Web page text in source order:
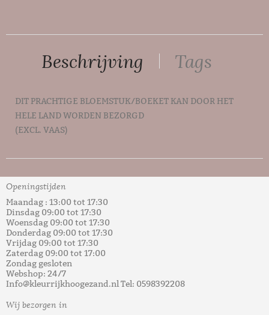
Beschrijving Tags
DIT PRACHTIGE BLOEMSTUK/BOEKET KAN DOOR HET
HELE LAND WORDEN BEZORGD
(EXCL. VAAS)
Openingstijden
Maandag : 13:00 tot 17:30
Dinsdag 09:00 tot 17:30
Woensdag 09:00 tot 17:30
Donderdag 09:00 tot 17:30
Vrijdag 09:00 tot 17:30
Zaterdag 09:00 tot 17:00
Zondag gesloten
Webshop: 24/7
Info@kleurrijkhoogezand.nl Tel: 0598392208
Wij bezorgen in